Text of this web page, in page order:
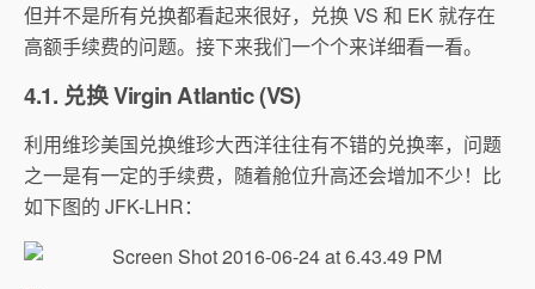
但并不是所有兑换都看起来很好，兑换 VS 和 EK 就存在
高额手续费的问题。接下来我们一个个来详细看一看。
4.1. 兑换 Virgin Atlantic (VS)
利用维珍美国兑换维珍大西洋往往有不错的兑换率，问题
之一是有一定的手续费，随着舱位升高还会增加不少！比
如下图的 JFK-LHR：